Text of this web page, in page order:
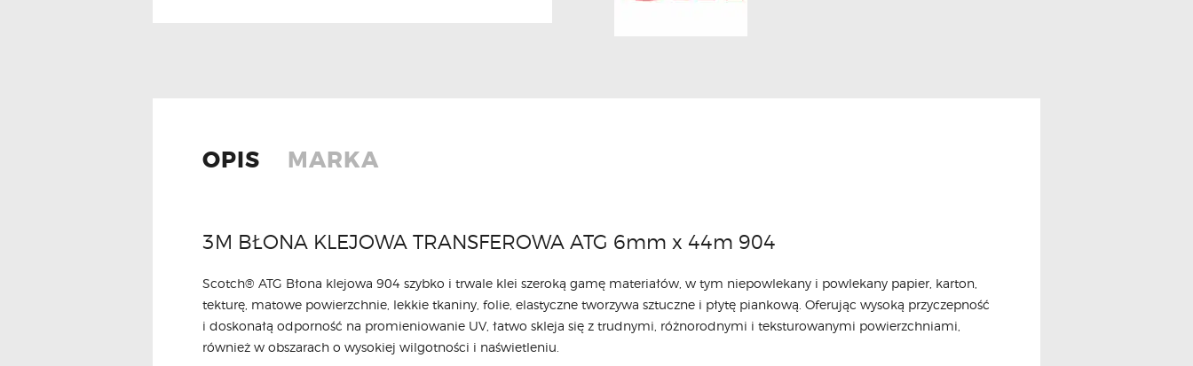
OPIS MARKA
3M BŁONA KLEJOWA TRANSFEROWA ATG 6mm x 44m 904
Scotch® ATG Błona klejowa 904 szybko i trwale klei szeroką gamę materiałów, w tym niepowlekany i powlekany papier, karton,
tekturę, matowe powierzchnie, lekkie tkaniny, folie, elastyczne tworzywa sztuczne i płytę piankową. Oferując wysoką przyczepność
i doskonałą odporność na promieniowanie UV, łatwo skleja się z trudnymi, różnorodnymi i teksturowanymi powierzchniami,
również w obszarach o wysokiej wilgotności i naświetleniu.